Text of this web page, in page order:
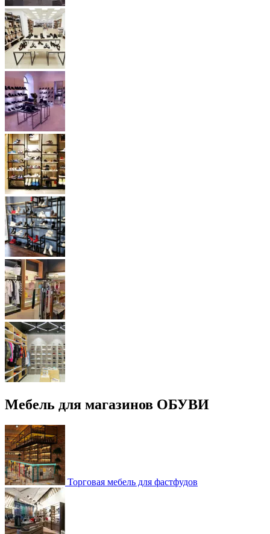
Мебель для магазинов ОБУВИ
Торговая мебель для фастфудов